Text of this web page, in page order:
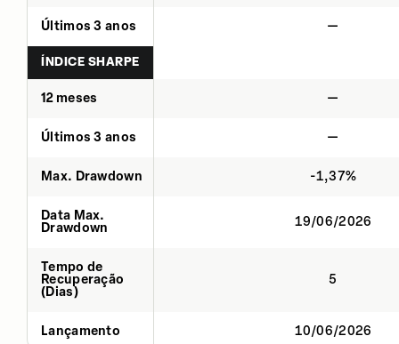
Últimos 3 anos —
ÍNDICE SHARPE
12 meses —
Últimos 3 anos —
Max. Drawdown -1,37%
Data Max.
Drawdown
19/06/2026
Tempo de
Recuperação
(Dias)
5
Lançamento 10/06/2026